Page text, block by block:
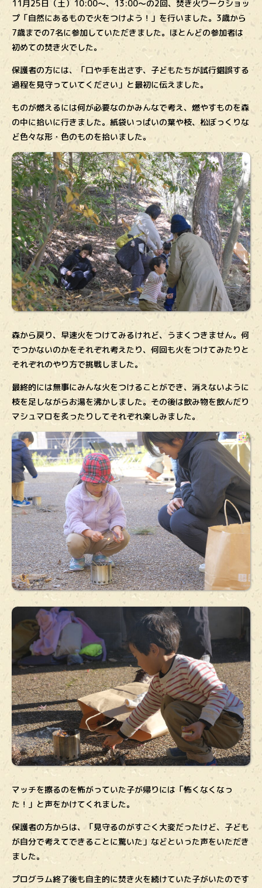
11月25日（土）10:00〜、13:00〜の2回、焚き火ワークショッ
プ「自然にあるもので火をつけよう！」を行いました。3歳から
7歳までの7名に参加していただきました。ほとんどの参加者は
初めての焚き火でした。
保護者の方には、「口や手を出さず、子どもたちが試行錯誤する
過程を見守っていてください」と最初に伝えました。
ものが燃えるには何が必要なのかみんなで考え、燃やすものを森
の中に拾いに行きました。紙袋いっぱいの葉や枝、松ぼっくりな
ど色々な形・色のものを拾いました。
森から戻り、早速火をつけてみるけれど、うまくつきません。何
でつかないのかをそれぞれ考えたり、何回も火をつけてみたりと
それぞれのやり方で挑戦しました。
最終的には無事にみんな火をつけることができ、消えないように
枝を足しながらお湯を沸かしました。その後は飲み物を飲んだり
マシュマロを炙ったりしてそれぞれ楽しみました。
マッチを擦るのを怖がっていた子が帰りには「怖くなくなっ
た！」と声をかけてくれました。
保護者の方からは、「見守るのがすごく大変だったけど、子ども
が自分で考えてできることに驚いた」などといった声をいただき
ました。
プログラム終了後も自主的に焚き火を続けていた子がいたのです